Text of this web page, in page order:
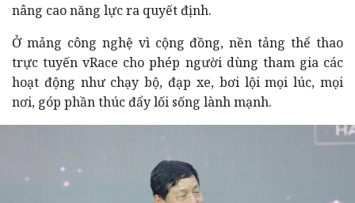
nâng cao năng lực ra quyết định.
Ở mảng công nghệ vì cộng đồng, nền tảng thể thao
trực tuyến vRace cho phép người dùng tham gia các
hoạt động như chạy bộ, đạp xe, bơi lội mọi lúc, mọi
nơi, góp phần thúc đẩy lối sống lành mạnh.